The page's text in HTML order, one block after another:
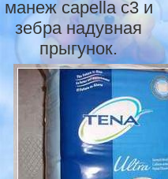
манеж capella c3 и
зебра надувная
прыгунок.